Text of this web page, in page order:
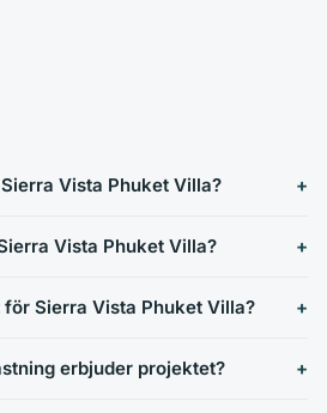
Vista Phuket Villa?
Vista Phuket Villa?
Sierra Vista Phuket Villa?
erbjuder projektet?